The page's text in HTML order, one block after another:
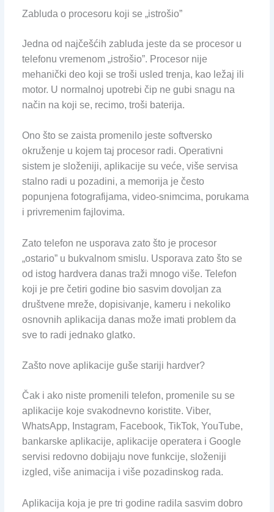
Zabluda o procesoru koji se „istrošio”
Jedna od najčešćih zabluda jeste da se procesor u
telefonu vremenom „istrošio”. Procesor nije
mehanički deo koji se troši usled trenja, kao ležaj ili
motor. U normalnoj upotrebi čip ne gubi snagu na
način na koji se, recimo, troši baterija.
Ono što se zaista promenilo jeste softversko
okruženje u kojem taj procesor radi. Operativni
sistem je složeniji, aplikacije su veće, više servisa
stalno radi u pozadini, a memorija je često
popunjena fotografijama, video-snimcima, porukama
i privremenim fajlovima.
Zato telefon ne usporava zato što je procesor
„ostario” u bukvalnom smislu. Usporava zato što se
od istog hardvera danas traži mnogo više. Telefon
koji je pre četiri godine bio sasvim dovoljan za
društvene mreže, dopisivanje, kameru i nekoliko
osnovnih aplikacija danas može imati problem da
sve to radi jednako glatko.
Zašto nove aplikacije guše stariji hardver?
Čak i ako niste promenili telefon, promenile su se
aplikacije koje svakodnevno koristite. Viber,
WhatsApp, Instagram, Facebook, TikTok, YouTube,
bankarske aplikacije, aplikacije operatera i Google
servisi redovno dobijaju nove funkcije, složeniji
izgled, više animacija i više pozadinskog rada.
Aplikacija koja je pre tri godine radila sasvim dobro